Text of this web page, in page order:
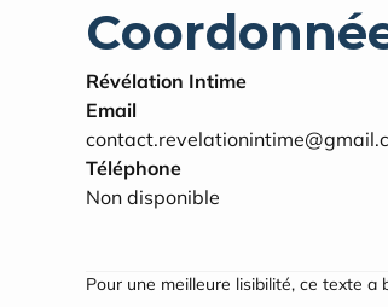
Révélation Intime
Email
Téléphone
Non disponible
Pour une meilleure lisibilité, ce texte